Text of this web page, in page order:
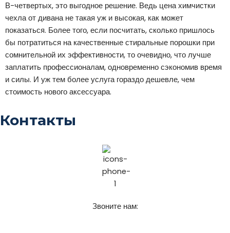
В-четвертых, это выгодное решение. Ведь цена химчистки
чехла от дивана не такая уж и высокая, как может
показаться. Более того, если посчитать, сколько пришлось
бы потратиться на качественные стиральные порошки при
сомнительной их эффективности, то очевидно, что лучше
заплатить профессионалам, одновременно сэкономив время
и силы. И уж тем более услуга гораздо дешевле, чем
стоимость нового аксессуара.
Контакты
Звоните нам: